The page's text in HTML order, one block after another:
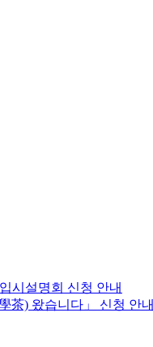
시설명회 신청 안내
茶) 왔습니다」 신청 안내